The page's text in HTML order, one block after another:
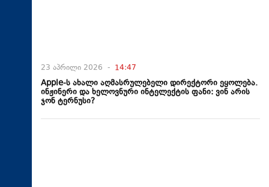
23 აპრილი 2026 - 14:47
Apple-ს ახალი აღმასრულებელი დირექტორი ეყოლება.
ინჟინერი და ხელოვნური ინტელექტის ფანი: ვინ არის
ჯონ ტერნუსი?